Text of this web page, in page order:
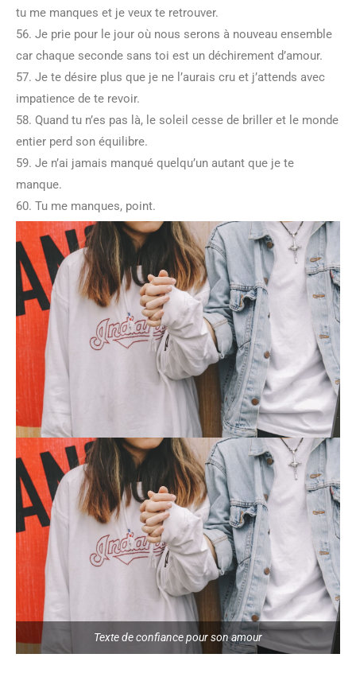
tu me manques et je veux te retrouver.
56. Je prie pour le jour où nous serons à nouveau ensemble
car chaque seconde sans toi est un déchirement d’amour.
57. Je te désire plus que je ne l’aurais cru et j’attends avec
impatience de te revoir.
58. Quand tu n’es pas là, le soleil cesse de briller et le monde
entier perd son équilibre.
59. Je n’ai jamais manqué quelqu’un autant que je te
manque.
60. Tu me manques, point.
Texte de confiance pour son amour